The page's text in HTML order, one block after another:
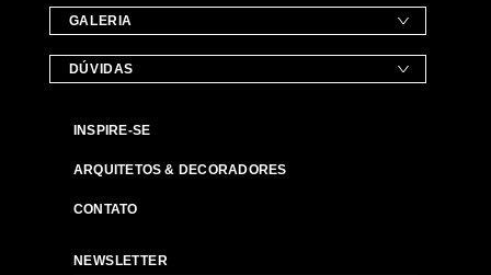
GALERIA
DÚVIDAS
INSPIRE-SE
ARQUITETOS & DECORADORES
CONTATO
NEWSLETTER